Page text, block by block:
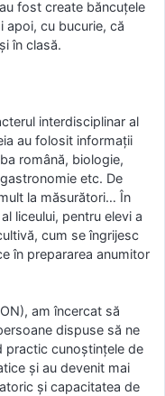
fost create băncuțele
apoi, cu bucurie, că
în clasă.
interdisciplinar al
au folosit informații
română, biologie,
etc. De
la măsurători… În
liceului, pentru elevi a
cum se îngrijesc
în prepararea anumitor
am încercat să
dispuse să ne
practic cunoștințele de
și au devenit mai
și capacitatea de